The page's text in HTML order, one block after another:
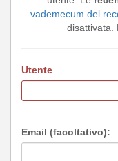
vademecum del
disattivata.
Utente
Email (facoltativo):